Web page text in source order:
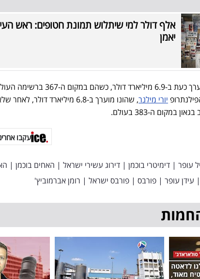
אלף דולר למי שיתלוש תמונת חטופים: ראש
יאמן
הונם של האחים בוכמן מוערך כעת ב-6.9
יורי מילנר
, שהונו מוערך ב-6.8 מיליארד
במקום ה-383 בעולם.
עקבו
עופר | דימיטרי בוכמן | דירוג עשירי ישראל | האחים בוכמן |
| עידן עופר | פורבס | פורבס ישראל | רומן אברמוביץ'